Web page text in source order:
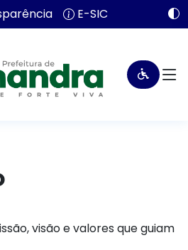
E-SIC
visão e valores que guiam